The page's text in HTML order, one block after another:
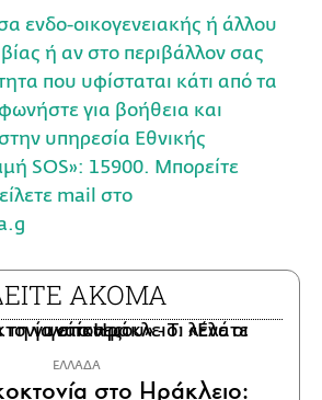
ενδο-οικογενειακής ή άλλου
ή αν στο περιβάλλον σας
που υφίσταται κάτι από τα
για βοήθεια και
υπηρεσία Εθνικής
SOS»: 15900. Μπορείτε
mail στο
ΑΚΟΜΑ
ΕΛΛΑΔΑ
στο Ηράκλειο: